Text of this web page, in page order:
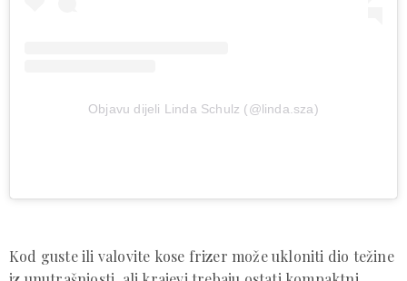
Objavu dijeli Linda Schulz (@linda.sza)
Kod guste ili valovite kose frizer može ukloniti dio težine